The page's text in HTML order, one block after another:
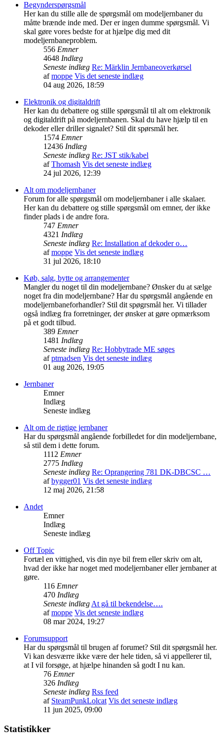
Begynderspørgsmål
Her kan du stille alle de spørgsmål om modeljernbaner du
måtte brænde inde med. Der er ingen dumme spørgsmål. Vi
skal gøre vores bedste for at hjælpe dig med dit
modeljernbaneproblem.
556 Emner
4648 Indlæg
Seneste indlæg Re: Märklin Jernbaneoverkørsel
afmoppe Vis det seneste indlæg
04 aug 2026, 18:59
Elektronik og digitaldrift
Her kan du debattere og stille spørgsmål til alt om elektronik
og digitaldrift på modeljernbanen. Skal du have hjælp til en
dekoder eller driller signalet? Stil dit spørsmål her.
1574 Emner
12436 Indlæg
Seneste indlæg Re: JST stik/kabel
afThomash Vis det seneste indlæg
24 jul 2026, 12:39
Alt om modeljernbaner
Forum for alle spørgsmål om modeljernbaner i alle skalaer.
Her kan du debattere og stille spørgsmål om emner, der ikke
finder plads i de andre fora.
747 Emner
4321 Indlæg
Seneste indlæg Re: Installation af dekoder o…
afmoppe Vis det seneste indlæg
31 jul 2026, 18:10
Køb, salg, bytte og arrangementer
Mangler du noget til din modeljernbane? Ønsker du at sælge
noget fra din modeljernbane? Har du spørgsmål angående en
modeljernbaneforhandler? Stil dit spøgrsmål her. Vi tillader
også indlæg fra forretninger, der ønsker at gøre opmærksom
på et godt tilbud.
389 Emner
1481 Indlæg
Seneste indlæg Re: Hobbytrade ME søges
afptmadsen Vis det seneste indlæg
01 aug 2026, 19:05
Jernbaner
Emner
Indlæg
Seneste indlæg
Alt om de rigtige jernbaner
Har du spørgsmål angående forbilledet for din modeljernbane,
så stil dem i dette forum.
1112 Emner
2775 Indlæg
Seneste indlæg Re: Oprangering 781 DK-DBCSC …
afbygger01 Vis det seneste indlæg
12 maj 2026, 21:58
Andet
Emner
Indlæg
Seneste indlæg
Off Topic
Fortæl en vittighed, vis din nye bil frem eller skriv om alt,
hvad der ikke har noget med modeljernbaner eller jernbaner at
gøre.
116 Emner
470 Indlæg
Seneste indlægAt gå til bekendelse….
afmoppe Vis det seneste indlæg
08 mar 2024, 19:27
Forumsupport
Har du spørgsmål til brugen af forumet? Stil dit spørgsmål her.
Vi kan desværre ikke være der hele tiden, så vi appellerer til,
at I vil forsøge, at hjælpe hinanden så godt I nu kan.
76 Emner
326 Indlæg
Seneste indlæg Rss feed
af SteamPunkLolcat Vis det seneste indlæg
11 jun 2025, 09:00
Statistikker